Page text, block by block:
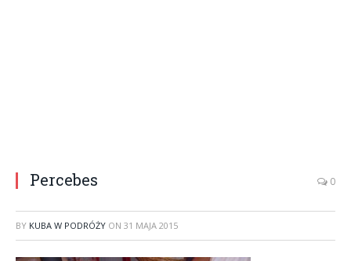
Percebes 0
BY KUBA W PODRÓŻY ON 31 MAJA 2015